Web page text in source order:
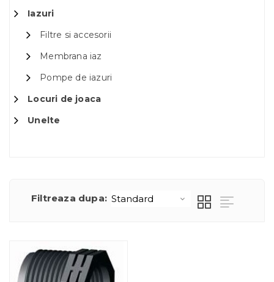
Iazuri
Filtre si accesorii
Membrana iaz
Pompe de iazuri
Locuri de joaca
Unelte
Filtreaza dupa: